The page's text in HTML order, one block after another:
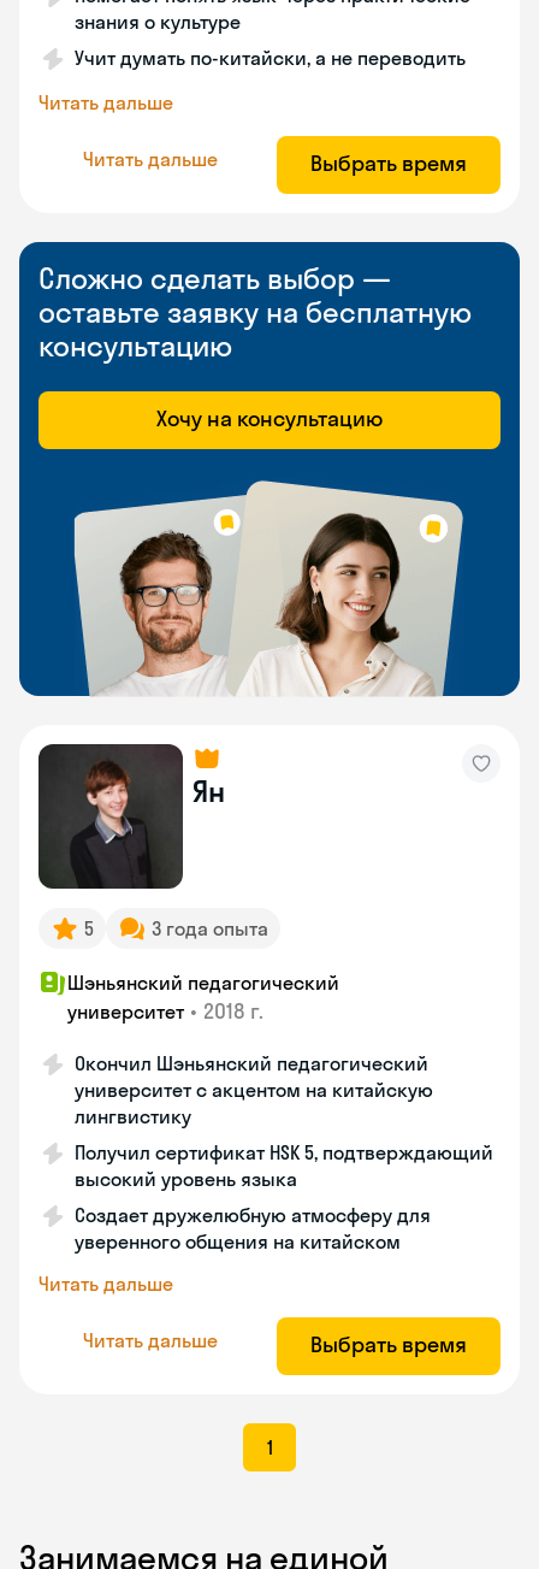
знания о культуре
Учит думать по-китайски, а не переводить
Читать дальше
Читать дальше Выбрать время
Сложно сделать выбор —
оставьте заявку на бесплатную
консультацию
Хочу на консультацию
Ян
5 3 года опыта
Шэньянский педагогический
университет • 2018 г.
Окончил Шэньянский педагогический
университет с акцентом на китайскую
лингвистику
Получил сертификат HSK 5, подтверждающий
высокий уровень языка
Создает дружелюбную атмосферу для
уверенного общения на китайском
Читать дальше
Читать дальше Выбрать время
1
Занимаемся на единой